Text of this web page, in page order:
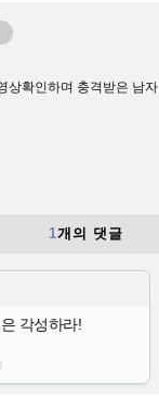
상확인하며 충격받은 남자
1개의 댓글
각성하라!